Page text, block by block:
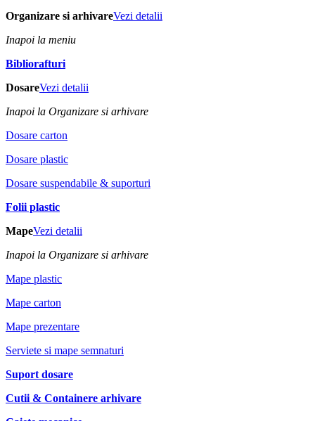
Organizare si arhivareVezi detalii
Inapoi la meniu
Bibliorafturi
DosareVezi detalii
Inapoi la Organizare si arhivare
Dosare carton
Dosare plastic
Dosare suspendabile & suporturi
Folii plastic
MapeVezi detalii
Inapoi la Organizare si arhivare
Mape plastic
Mape carton
Mape prezentare
Serviete si mape semnaturi
Suport dosare
Cutii & Containere arhivare